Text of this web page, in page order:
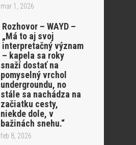
mar 1, 2026
Rozhovor – WAYD –
„Má to aj svoj
interpretačný význam
– kapela sa roky
snaží dostať na
pomyselný vrchol
undergroundu, no
stále sa nachádza na
začiatku cesty,
niekde dole, v
bažinách snehu.“
feb 8, 2026